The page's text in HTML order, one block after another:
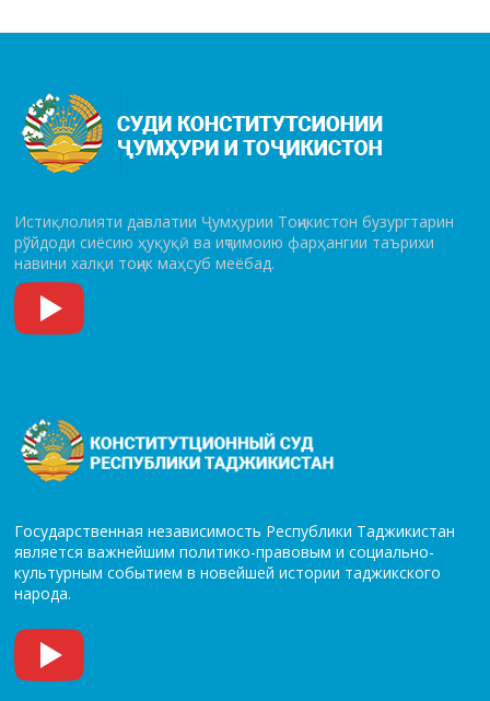
Истиқлолияти давлатии Ҷумҳурии Тоҷикистон бузургтарин
рўй­до­ди сиёсию ҳуқуқӣ ва иҷтимоию фарҳангии таърихи
навини халқи тоҷик маҳсуб меёбад.
Государственная независимость Республики Таджикистан
является важнейшим политико-правовым и социально-
культурным событием в новейшей истории таджикского
народа.